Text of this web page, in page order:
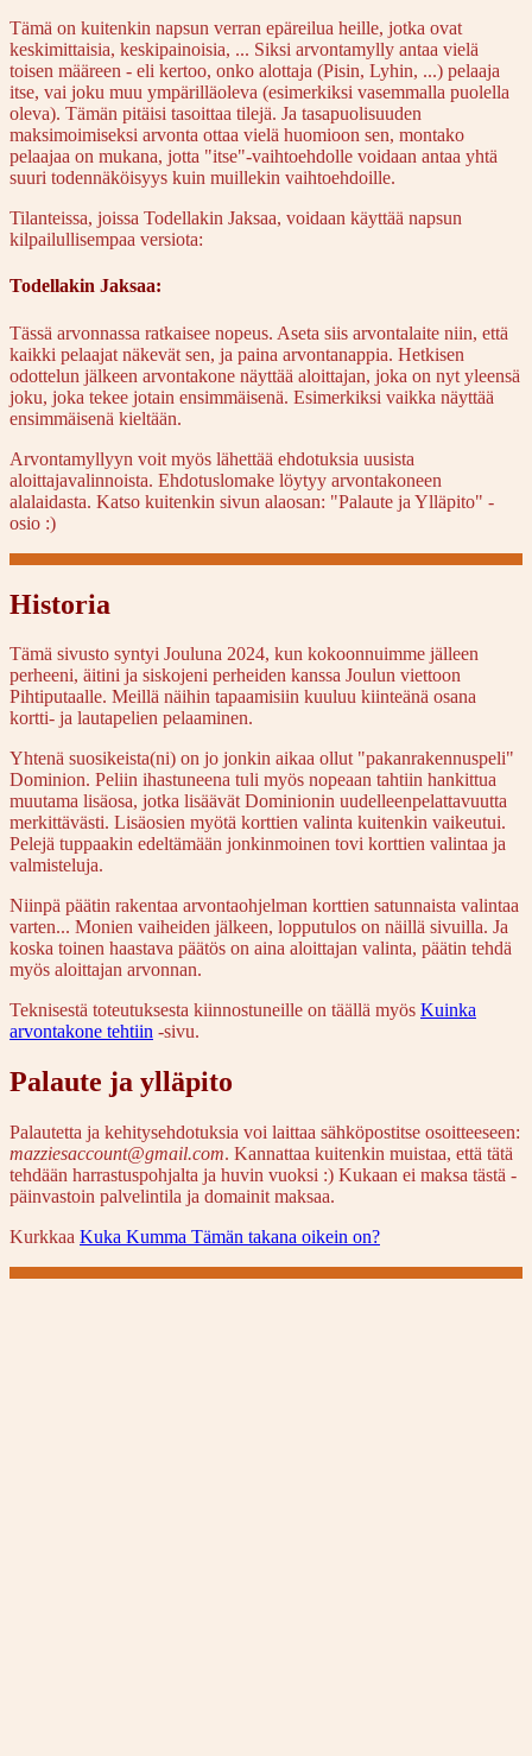
Tämä on kuitenkin napsun verran epäreilua heille, jotka ovat
keskimittaisia, keskipainoisia, ... Siksi arvontamylly antaa vielä
toisen määreen - eli kertoo, onko alottaja (Pisin, Lyhin, ...) pelaaja
itse, vai joku muu ympärilläoleva (esimerkiksi vasemmalla puolella
oleva). Tämän pitäisi tasoittaa tilejä. Ja tasapuolisuuden
maksimoimiseksi arvonta ottaa vielä huomioon sen, montako
pelaajaa on mukana, jotta "itse"-vaihtoehdolle voidaan antaa yhtä
suuri todennäköisyys kuin muillekin vaihtoehdoille.
Tilanteissa, joissa Todellakin Jaksaa, voidaan käyttää napsun
kilpailullisempaa versiota:
Todellakin Jaksaa:
Tässä arvonnassa ratkaisee nopeus. Aseta siis arvontalaite niin, että
kaikki pelaajat näkevät sen, ja paina arvontanappia. Hetkisen
odottelun jälkeen arvontakone näyttää aloittajan, joka on nyt yleensä
joku, joka tekee jotain ensimmäisenä. Esimerkiksi vaikka näyttää
ensimmäisenä kieltään.
Arvontamyllyyn voit myös lähettää ehdotuksia uusista
aloittajavalinnoista. Ehdotuslomake löytyy arvontakoneen
alalaidasta. Katso kuitenkin sivun alaosan: "Palaute ja Ylläpito" -
osio :)
Historia
Tämä sivusto syntyi Jouluna 2024, kun kokoonnuimme jälleen
perheeni, äitini ja siskojeni perheiden kanssa Joulun viettoon
Pihtiputaalle. Meillä näihin tapaamisiin kuuluu kiinteänä osana
kortti- ja lautapelien pelaaminen.
Yhtenä suosikeista(ni) on jo jonkin aikaa ollut "pakanrakennuspeli"
Dominion. Peliin ihastuneena tuli myös nopeaan tahtiin hankittua
muutama lisäosa, jotka lisäävät Dominionin uudelleenpelattavuutta
merkittävästi. Lisäosien myötä korttien valinta kuitenkin vaikeutui.
Pelejä tuppaakin edeltämään jonkinmoinen tovi korttien valintaa ja
valmisteluja.
Niinpä päätin rakentaa arvontaohjelman korttien satunnaista valintaa
varten... Monien vaiheiden jälkeen, lopputulos on näillä sivuilla. Ja
koska toinen haastava päätös on aina aloittajan valinta, päätin tehdä
myös aloittajan arvonnan.
Teknisestä toteutuksesta kiinnostuneille on täällä myös Kuinka
arvontakone tehtiin -sivu.
Palaute ja ylläpito
Palautetta ja kehitysehdotuksia voi laittaa sähköpostitse osoitteeseen:
mazziesaccount@gmail.com. Kannattaa kuitenkin muistaa, että tätä
tehdään harrastuspohjalta ja huvin vuoksi :) Kukaan ei maksa tästä -
päinvastoin palvelintila ja domainit maksaa.
Kurkkaa Kuka Kumma Tämän takana oikein on?